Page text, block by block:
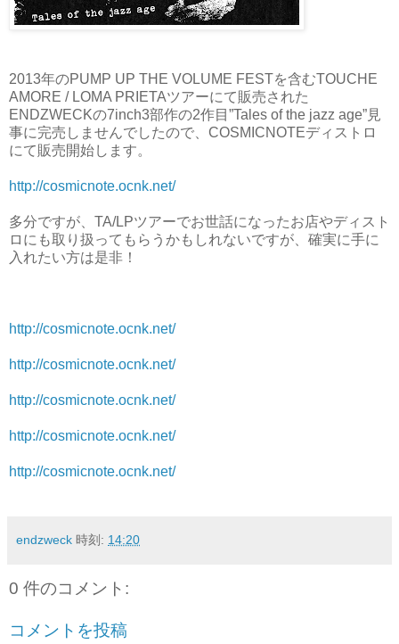
2013年のPUMP UP THE VOLUME FESTを含むTOUCHE
AMORE / LOMA PRIETAツアーにて販売された
ENDZWECKの7inch3部作の2作目”Tales of the jazz age”見
事に完売しませんでしたので、COSMICNOTEディストロ
にて販売開始します。
http://cosmicnote.ocnk.net/
多分ですが、TA/LPツアーでお世話になったお店やディスト
ロにも取り扱ってもらうかもしれないですが、確実に手に
入れたい方は是非！
http://cosmicnote.ocnk.net/
http://cosmicnote.ocnk.net/
http://cosmicnote.ocnk.net/
http://cosmicnote.ocnk.net/
http://cosmicnote.ocnk.net/
endzweck 時刻: 14:20
0 件のコメント:
コメントを投稿